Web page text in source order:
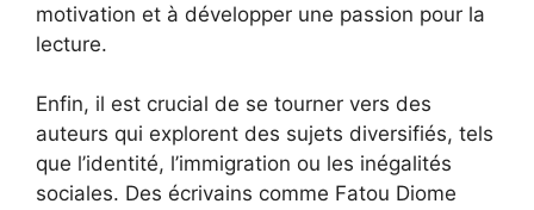
motivation et à développer une passion pour la
lecture.
Enfin, il est crucial de se tourner vers des
auteurs qui explorent des sujets diversifiés, tels
que l’identité, l’immigration ou les inégalités
sociales. Des écrivains comme Fatou Diome